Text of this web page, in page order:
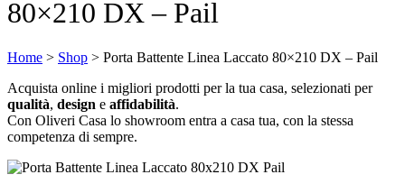
80×210 DX – Pail
Home > Shop > Porta Battente Linea Laccato 80×210 DX – Pail
Acquista online i migliori prodotti per la tua casa, selezionati per
qualità, design e affidabilità.
Con Oliveri Casa lo showroom entra a casa tua, con la stessa
competenza di sempre.